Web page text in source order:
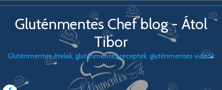
Gluténmentes Chef blog - Átol
Tibor
Gluténmentes ételek, gluténmentes receptek, gluténmentes videók